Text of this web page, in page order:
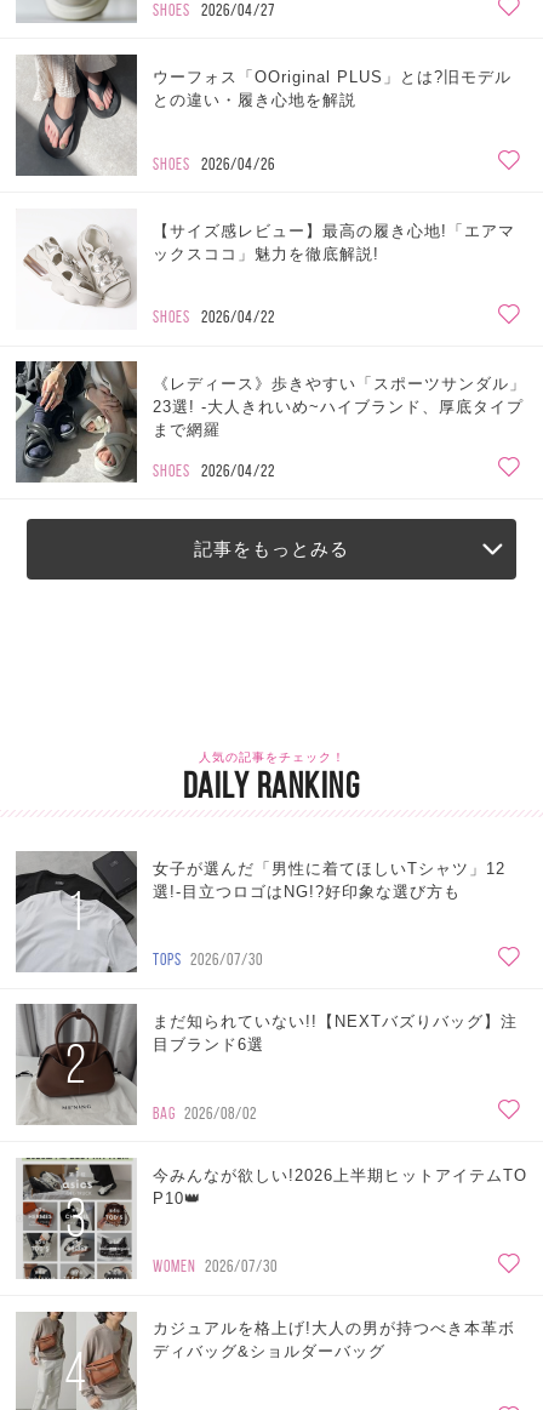
SHOES 2026/04/27
ウーフォス「OOriginal PLUS」とは?旧モデル
との違い・履き心地を解説
SHOES 2026/04/26
【サイズ感レビュー】最高の履き心地!「エアマ
ックスココ」魅力を徹底解説!
SHOES 2026/04/22
《レディース》歩きやすい「スポーツサンダル」
23選! -大人きれいめ~ハイブランド、厚底タイプ
まで網羅
SHOES 2026/04/22
記事をもっとみる
人気の記事をチェック！
DAILY RANKING
1
女子が選んだ「男性に着てほしいTシャツ」12
選!-目立つロゴはNG!?好印象な選び方も
TOPS 2026/07/30
2
まだ知られていない!!【NEXTバズりバッグ】注
目ブランド6選
BAG 2026/08/02
3
今みんなが欲しい!2026上半期ヒットアイテムTO
P10👑
WOMEN 2026/07/30
4
カジュアルを格上げ!大人の男が持つべき本革ボ
ディバッグ&ショルダーバッグ